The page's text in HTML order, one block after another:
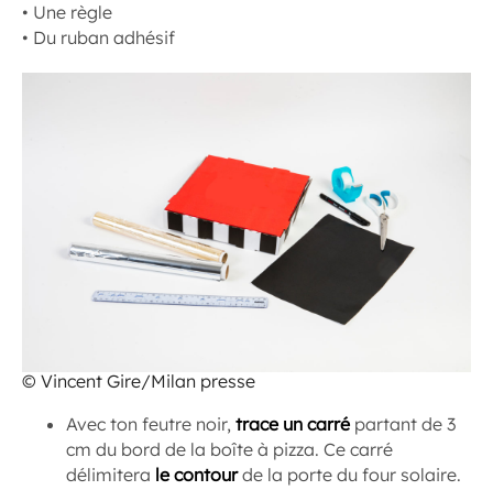
• Une règle
• Du ruban adhésif
© Vincent Gire/Milan presse
Avec ton feutre noir, trace un carrépartant de 3
cm du bord de la boîte à pizza. Ce carré
délimitera le contourde la porte du four solaire.